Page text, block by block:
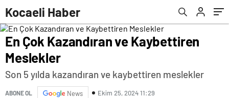
Kocaeli Haber
En Çok Kazandıran ve Kaybettiren
Meslekler
Son 5 yılda kazandıran ve kaybettiren meslekler
ABONE OL News Ekim 25, 2024 11:29